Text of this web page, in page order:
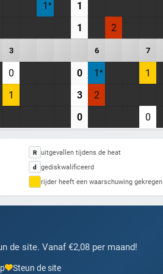
1 1
1 2
3 6 7
0 0 1 1
1 3 2
0 0
R uitgevallen tijdens de heat
d gediskwalificeerd
rijder heeft een waarschuwing gekregen
de site. Vanaf €2,08 per maand!
Steun de site